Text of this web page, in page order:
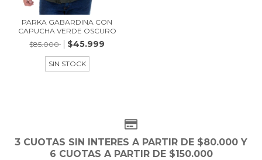
PARKA GABARDINA CON
CAPUCHA VERDE OSCURO
$85.000
$45.999
SIN STOCK
3 CUOTAS SIN INTERES A PARTIR DE $80.000 Y
6 CUOTAS A PARTIR DE $150.000